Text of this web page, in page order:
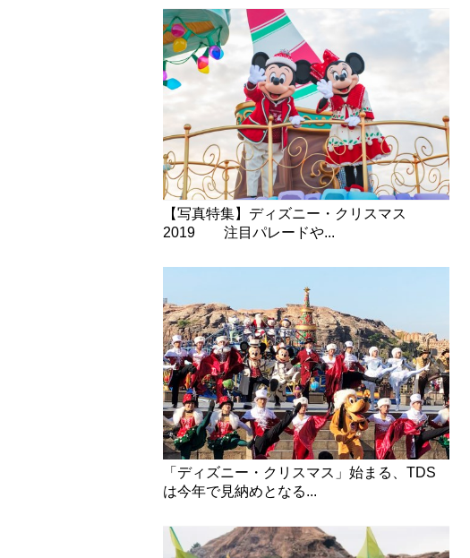
【写真特集】ディズニー・クリスマス
2019 注目パレードや...
「ディズニー・クリスマス」始まる、TDS
は今年で見納めとなる...